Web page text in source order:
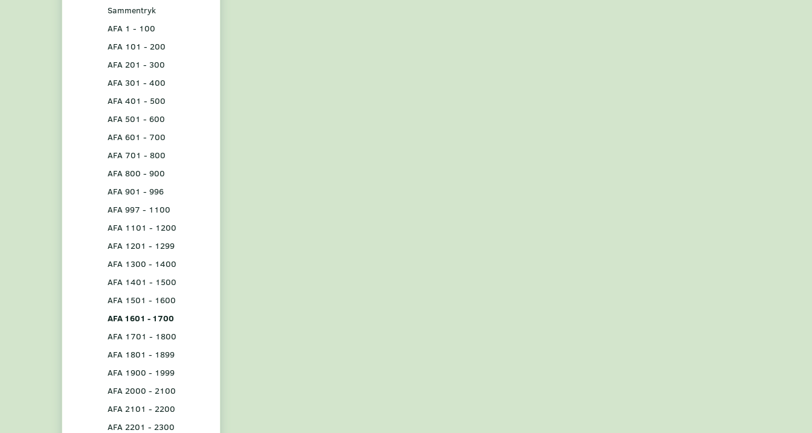
Sammentryk
AFA 1 - 100
AFA 101 - 200
AFA 201 - 300
AFA 301 - 400
AFA 401 - 500
AFA 501 - 600
AFA 601 - 700
AFA 701 - 800
AFA 800 - 900
AFA 901 - 996
AFA 997 - 1100
AFA 1101 - 1200
AFA 1201 - 1299
AFA 1300 - 1400
AFA 1401 - 1500
AFA 1501 - 1600
AFA 1601 - 1700
AFA 1701 - 1800
AFA 1801 - 1899
AFA 1900 - 1999
AFA 2000 - 2100
AFA 2101 - 2200
AFA 2201 - 2300